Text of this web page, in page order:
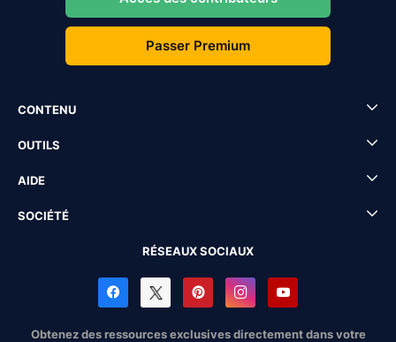
Passer Premium
CONTENU
OUTILS
AIDE
SOCIÉTÉ
RÉSEAUX SOCIAUX
Obtenez des ressources exclusives directement dans votre